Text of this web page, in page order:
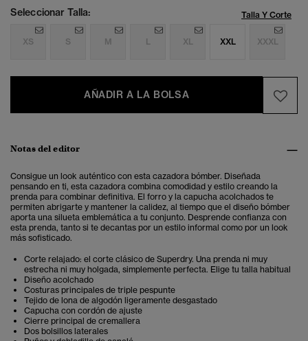
Seleccionar Talla: Talla Y Corte
XS S M L XL XXL XXXL
AÑADIR A LA BOLSA
Notas del editor
Consigue un look auténtico con esta cazadora bómber. Diseñada
pensando en ti, esta cazadora combina comodidad y estilo creando la
prenda para combinar definitiva. El forro y la capucha acolchados te
permiten abrigarte y mantener la calidez, al tiempo que el diseño bómber
aporta una silueta emblemática a tu conjunto. Desprende confianza con
esta prenda, tanto si te decantas por un estilo informal como por un look
más sofisticado.
Corte relajado: el corte clásico de Superdry. Una prenda ni muy
estrecha ni muy holgada, simplemente perfecta. Elige tu talla habitual
Diseño acolchado
Costuras principales de triple pespunte
Tejido de lona de algodón ligeramente desgastado
Capucha con cordón de ajuste
Cierre principal de cremallera
Dos bolsillos laterales